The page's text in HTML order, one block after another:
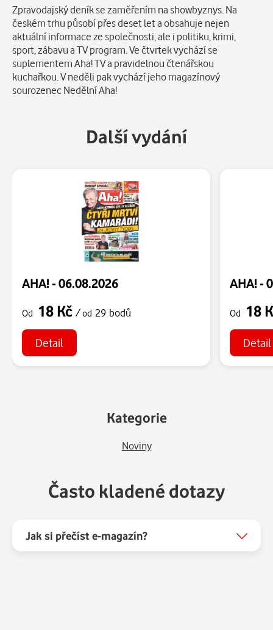
Popis
Zpravodajský deník se zaměřením na showbyznys. Na
českém trhu působí přes deset let a obsahuje nejen
aktuální informace ze společnosti, ale i politiku, krimi,
sport, zábavu a TV program. Ve čtvrtek vychází se
suplementem Aha! TV a pravidelnou čtenářskou
kuchařkou. V neděli pak vychází jeho magazínový
sourozenec Nedělní Aha!
Další vydání
AHA! - 06.08.2026
Od 18 Kč /od 29 bodů
Detail
AHA! -
Od 18
Detail
Kategorie
Noviny
Často kladené dotazy
Jak si přečíst e-magazín?